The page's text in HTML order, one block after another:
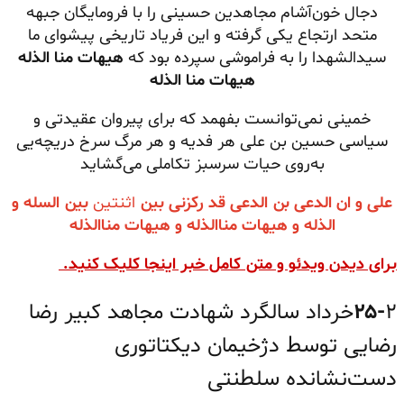
دجال خون‌آشام مجاهدین حسینی را با فرومایگان جبهه
متحد ارتجاع یکی گرفته و این فریاد تاریخی پیشوای ما
سیدالشهدا را به فراموشی سپرده بود که هیهات منا الذله
هیهات منا الذله
خمینی نمی‌توانست بفهمد که برای پیروان عقیدتی و
سیاسی حسین بن علی هر فدیه و هر مرگ سرخ دریچه‌یی
به‌روی حیات سرسبز تکاملی می‌گشاید
علی و ان الدعی بن الدعی قد رکزنی بین اثنتین بین السله و
الذله و هیهات مناالذله و هیهات مناالذله
برای دیدن ویدئو و متن کامل خبر اینجا کلیک کنید.
۲۵-۲خرداد سالگرد شهادت مجاهد کبیر رضا
رضایی توسط دژخیمان دیکتاتوری
دست‌نشانده سلطنتی